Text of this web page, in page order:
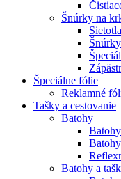
Šnúrky na
Špeciálne fólie
Reklamné
Tašky a cestovanie
Batohy
Batohy
Batohy a